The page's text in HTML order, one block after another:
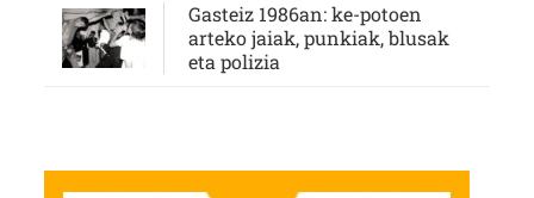
Gasteiz 1986an: ke-potoen
arteko jaiak, punkiak, blusak
eta polizia